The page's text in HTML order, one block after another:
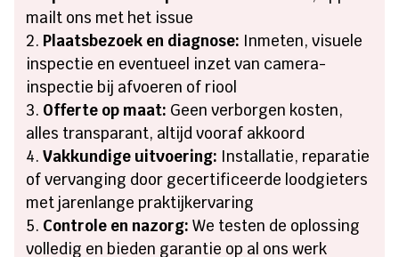
mailt ons met het issue
Plaatsbezoek en diagnose: Inmeten, visuele
inspectie en eventueel inzet van camera-
inspectie bij afvoeren of riool
Offerte op maat: Geen verborgen kosten,
alles transparant, altijd vooraf akkoord
Vakkundige uitvoering: Installatie, reparatie
of vervanging door gecertificeerde loodgieters
met jarenlange praktijkervaring
Controle en nazorg: We testen de oplossing
volledig en bieden garantie op al ons werk